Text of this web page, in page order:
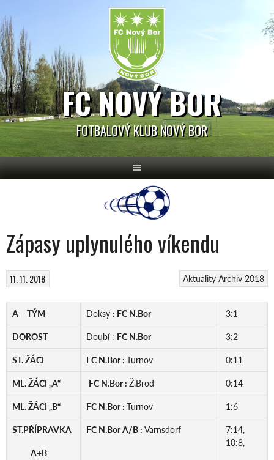
to
content
FC NOVÝ BOR
FOTBALOVÝ KLUB NOVÝ BOR
Zápasy uplynulého víkendu
Aktuality Archiv 2018
11. 11. 2018
A – TÝM Doksy : FC N.Bor 3:1
DOROST Doubí : FC N.Bor 3:2
ST. ŽÁCI FC N.Bor : Turnov 0:11
ML. ŽÁCI „A“ FC N.Bor : Ž.Brod 0:14
ML. ŽÁCI „B“ FC N.Bor : Turnov 1:6
ST.PŘÍPRAVKA
A+B
FC N.Bor A/B : Varnsdorf
7:14,
10:8,